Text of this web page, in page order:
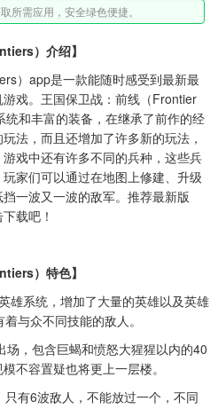
所需应用，安全绿色便捷。
）介绍】
）app是一款能随时感受到最新最
戏。王国保卫战：前线（Frontier
和丰富的装备，在继承了前作的经
法，而且还增加了许多新的玩法，
戏中还有许多不同的兵种，这些兵
家们可以通过在地图上修建、升级
一波又一波的敌军。推荐最新版
载吧！
）特色】
系统，增加了大量的英雄以及英雄
与众不同技能的敌人。
，包含巨蝎和愤怒大猩猩以内的40
不容置疑也将更上一层楼。
有6波敌人，不能放过一个，不同